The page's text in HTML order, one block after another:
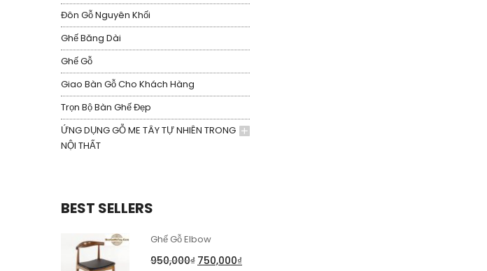
Đôn Gỗ Nguyên Khối
Ghế Băng Dài
Ghế Gỗ
Giao Bàn Gỗ Cho Khách Hàng
Trọn Bộ Bàn Ghế Đẹp
ỨNG DỤNG GỖ ME TÂY TỰ NHIÊN TRONG
NỘI THẤT
BEST SELLERS
Ghế Gỗ Elbow
950,000₫ 750,000₫